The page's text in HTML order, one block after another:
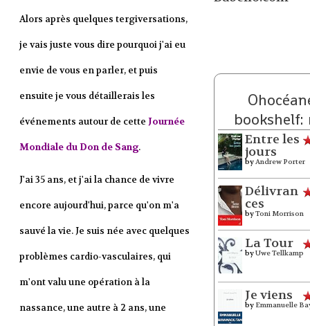
Alors après quelques tergiversations,
je vais juste vous dire pourquoi j'ai eu
envie de vous en parler, et puis
ensuite je vous détaillerais les
événements autour de cette Journée
Mondiale du Don de Sang.
J'ai 35 ans, et j'ai la chance de vivre
encore aujourd'hui, parce qu'on m'a
sauvé la vie. Je suis née avec quelques
problèmes cardio-vasculaires, qui
m'ont valu une opération à la
nassance, une autre à 2 ans, une
bookshelf:
Entre les
jours
byAndrew Porter
Délivran
ces
byToni Morrison
La Tour
byUwe Tellkamp
Je viens
by Emmanuelle